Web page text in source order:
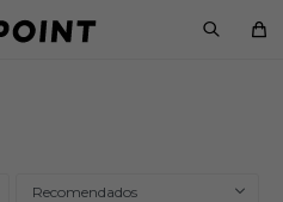
Recomendados